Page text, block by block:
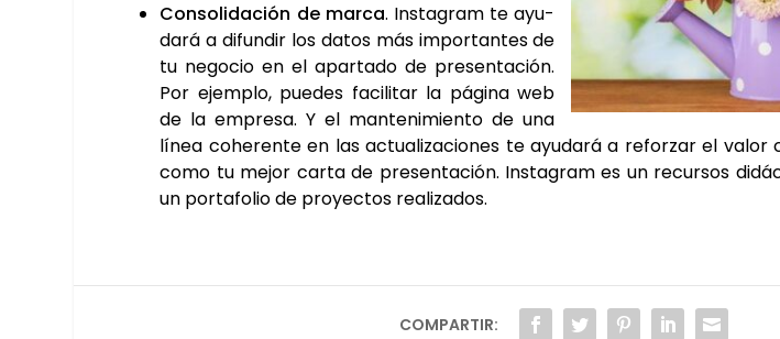
Con­so­li­da­ción de mar­ca. Ins­ta­gram te ayu­
da­rá a difun­dir los datos más impor­tan­tes de
tu nego­cio en el apar­ta­do de pre­sen­ta­ción.
Por ejem­plo, pue­des faci­li­tar la pági­na web
de la empre­sa. Y el man­te­ni­mien­to de una
línea cohe­ren­te en las actua­li­za­cio­nes te ayu­da­rá a refor­zar el
como tu mejor car­ta de pre­sen­ta­ción. Ins­ta­gram es un recur­sos
un por­ta­fo­lio de pro­yec­tos rea­li­za­dos.
COMPARTIR: